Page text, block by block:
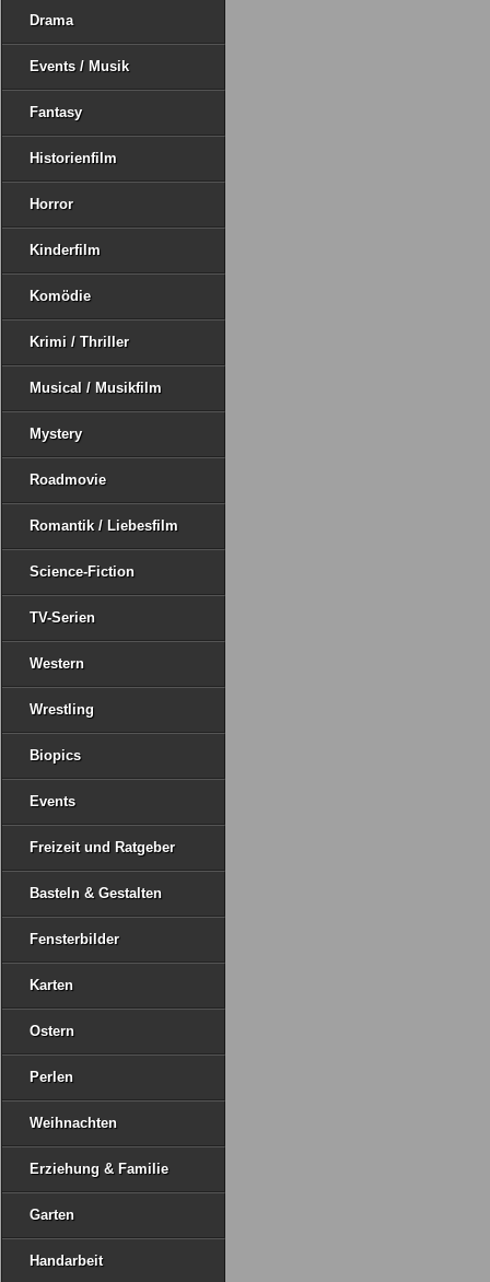
Drama
Events / Musik
Fantasy
Historienfilm
Horror
Kinderfilm
Komödie
Krimi / Thriller
Musical / Musikfilm
Mystery
Roadmovie
Romantik / Liebesfilm
Science-Fiction
TV-Serien
Western
Wrestling
Biopics
Events
Freizeit und Ratgeber
Basteln & Gestalten
Fensterbilder
Karten
Ostern
Perlen
Weihnachten
Erziehung & Familie
Garten
Handarbeit